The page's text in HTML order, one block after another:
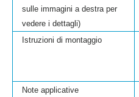
sulle immagini a destra per
vedere i dettagli)
Istruzioni di montaggio
Note applicative